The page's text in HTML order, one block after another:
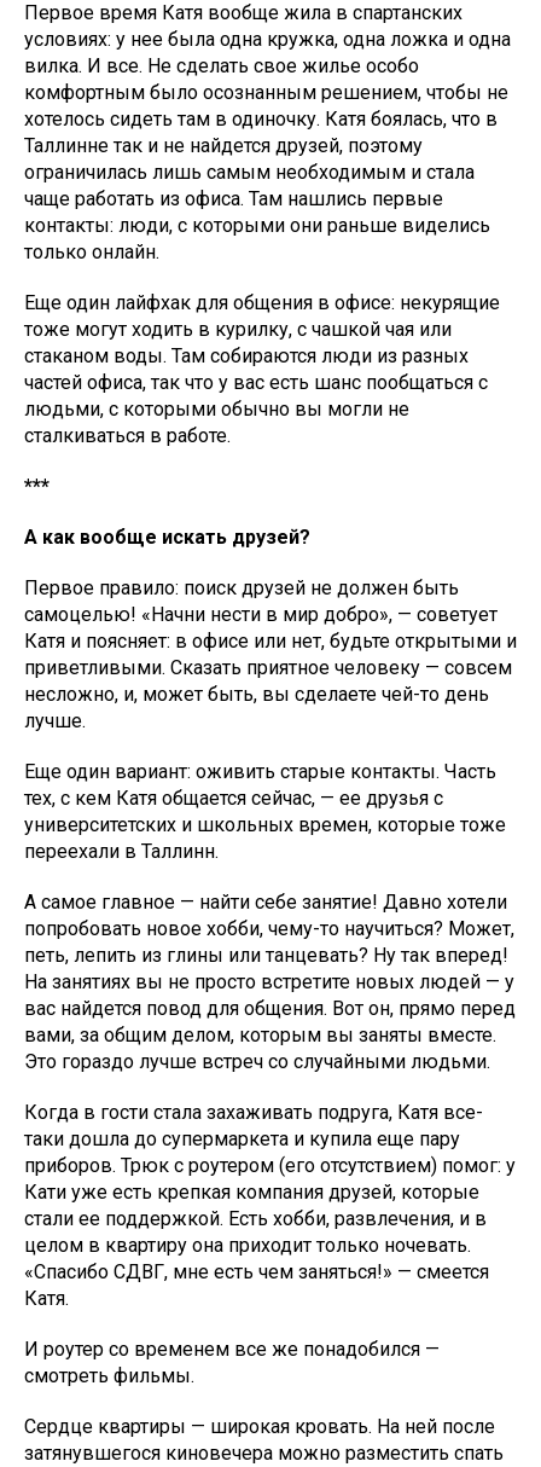
Первое время Катя вообще жила в спартанских
условиях: у нее была одна кружка, одна ложка и одна
вилка. И все. Не сделать свое жилье особо
комфортным было осознанным решением, чтобы не
хотелось сидеть там в одиночку. Катя боялась, что в
Таллинне так и не найдется друзей, поэтому
ограничилась лишь самым необходимым и стала
чаще работать из офиса. Там нашлись первые
контакты: люди, с которыми они раньше виделись
только онлайн.
Еще один лайфхак для общения в офисе: некурящие
тоже могут ходить в курилку, с чашкой чая или
стаканом воды. Там собираются люди из разных
частей офиса, так что у вас есть шанс пообщаться с
людьми, с которыми обычно вы могли не
сталкиваться в работе.
***
А как вообще искать друзей?
Первое правило: поиск друзей не должен быть
самоцелью! «Начни нести в мир добро», — советует
Катя и поясняет: в офисе или нет, будьте открытыми и
приветливыми. Сказать приятное человеку — совсем
несложно, и, может быть, вы сделаете чей-то день
лучше.
Еще один вариант: оживить старые контакты. Часть
тех, с кем Катя общается сейчас, — ее друзья с
университетских и школьных времен, которые тоже
переехали в Таллинн.
А самое главное — найти себе занятие! Давно хотели
попробовать новое хобби, чему-то научиться? Может,
петь, лепить из глины или танцевать? Ну так вперед!
На занятиях вы не просто встретите новых людей — у
вас найдется повод для общения. Вот он, прямо перед
вами, за общим делом, которым вы заняты вместе.
Это гораздо лучше встреч со случайными людьми.
Когда в гости стала захаживать подруга, Катя все-
таки дошла до супермаркета и купила еще пару
приборов. Трюк с роутером (его отсутствием) помог: у
Кати уже есть крепкая компания друзей, которые
стали ее поддержкой. Есть хобби, развлечения, и в
целом в квартиру она приходит только ночевать.
«Спасибо СДВГ, мне есть чем заняться!» — смеется
Катя.
И роутер со временем все же понадобился —
смотреть фильмы.
Сердце квартиры — широкая кровать. На ней после
затянувшегося киновечера можно разместить спать